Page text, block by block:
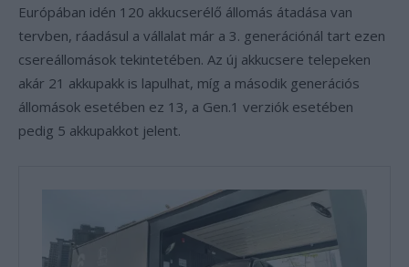
Európában idén 120 akkucserélő állomás átadása van
tervben, ráadásul a vállalat már a 3. generációnál tart ezen
csereállomások tekintetében. Az új akkucsere telepeken
akár 21 akkupakk is lapulhat, míg a második generációs
állomások esetében ez 13, a Gen.1 verziók esetében
pedig 5 akkupakkot jelent.